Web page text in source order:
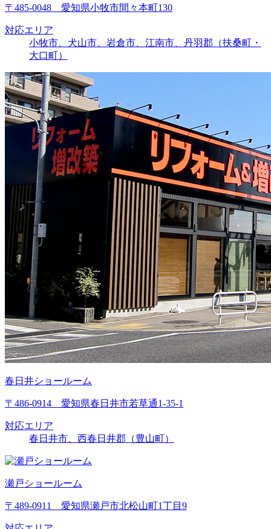
〒485-0048 愛知県小牧市間々本町130
対応エリア
小牧市、犬山市、岩倉市、江南市、丹羽郡（扶桑町・
大口町）
春日井ショールーム
〒486-0914 愛知県春日井市若草通1-35-1
対応エリア
春日井市、西春日井郡（豊山町）
瀬戸ショールーム
〒489-0911 愛知県瀬戸市北松山町1丁目9